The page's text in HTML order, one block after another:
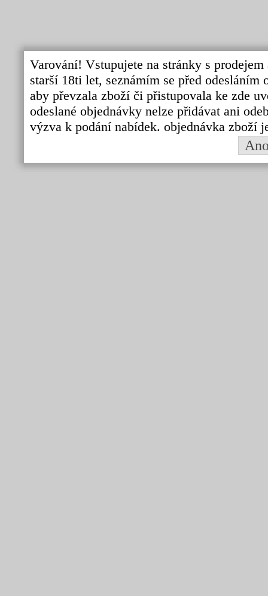
Varování! Vstupujete na stránky s
starší 18ti let, seznámím se před
aby převzala zboží či přistupovala ke zde
odeslané objednávky nelze přidávat ani
výzva k podání nabídek. objednávka zboží